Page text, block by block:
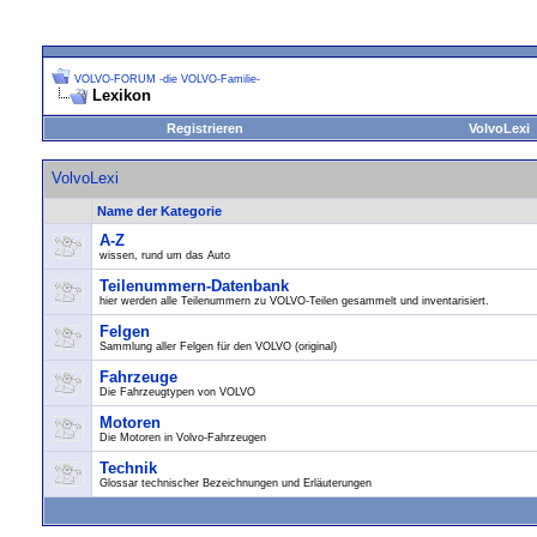
VOLVO-FORUM -die VOLVO-Familie-
Lexikon
Registrieren VolvoLexi
VolvoLexi
Name der Kategorie
A-Z
wissen, rund um das Auto
Teilenummern-Datenbank
hier werden alle Teilenummern zu VOLVO-Teilen gesammelt und inventarisiert.
Felgen
Sammlung aller Felgen für den VOLVO (original)
Fahrzeuge
Die Fahrzeugtypen von VOLVO
Motoren
Die Motoren in Volvo-Fahrzeugen
Technik
Glossar technischer Bezeichnungen und Erläuterungen